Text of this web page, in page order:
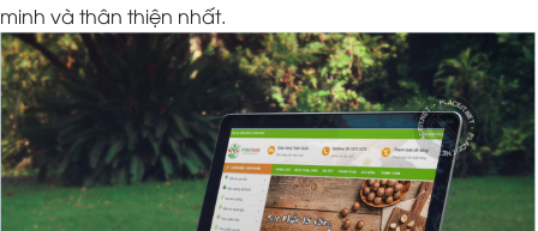
minh và thân thiện nhất.